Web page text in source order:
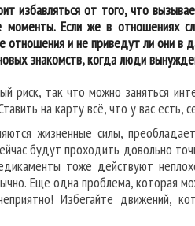
избавляться от того, что
моменты. Если же в отношениях
отношения и не приведут ли они в
знакомств, когда люди
риск, так что можно заняться
на карту всё, что у вас есть,
жизненные силы,
будут проходить довольно
тоже действуют
Еще одна проблема, которая
Избегайте движений,